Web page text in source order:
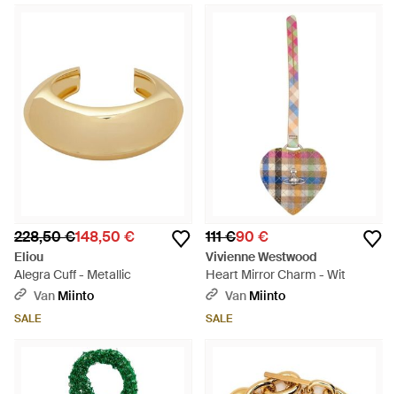
228,50 €148,50 €
Eliou
Alegra Cuff - Metallic
Van Miinto
SALE
111 €90 €
Vivienne Westwood
Heart Mirror Charm - Wit
Van Miinto
SALE